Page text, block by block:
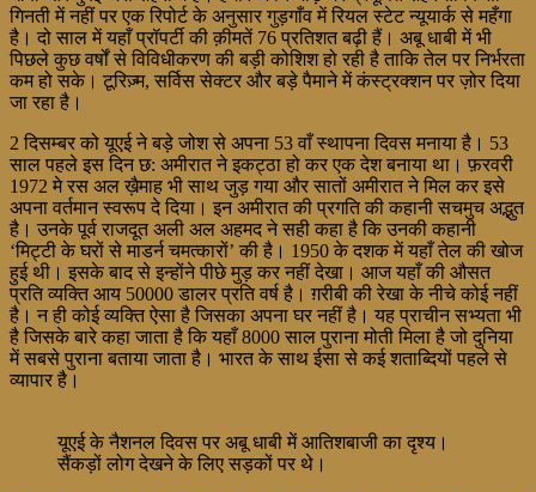
गिनती में नहीं पर एक रिपोर्ट के अनुसार गुड़गाँव में रियल स्टेट न्यूयार्क से महँगा
है। दो साल में यहाँ प्रॉपर्टी की क़ीमतें 76 प्रतिशत बढ़ी हैं। अबू धाबी में भी
पिछले कुछ वर्षों से विविधीकरण की बड़ी कोशिश हो रही है ताकि तेल पर निर्भरता
कम हो सके। टूरिज़्म, सर्विस सेक्टर और बड़े पैमाने में कंस्ट्रक्शन पर ज़ोर दिया
जा रहा है।
2 दिसम्बर को यूएई ने बड़े जोश से अपना 53 वाँ स्थापना दिवस मनाया है। 53
साल पहले इस दिन छ: अमीरात ने इकट्ठा हो कर एक देश बनाया था। फ़रवरी
1972 मे रस अल ख़ैमाह भी साथ जुड़ गया और सातों अमीरात ने मिल कर इसे
अपना वर्तमान स्वरूप दे दिया। इन अमीरात की प्रगति की कहानी सचमुच अद्भुत
है। उनके पूर्व राजदूत अली अल अहमद ने सही कहा है कि उनकी कहानी
‘मिट्टी के घरों से माडर्न चमत्कारों’ की है। 1950 के दशक में यहाँ तेल की खोज
हुई थी। इसके बाद से इन्होंने पीछे मुड़ कर नहीं देखा। आज यहाँ की औसत
प्रति व्यक्ति आय 50000 डालर प्रति वर्ष है। ग़रीबी की रेखा के नीचे कोई नहीं
है। न ही कोई व्यक्ति ऐसा है जिसका अपना घर नहीं है। यह प्राचीन सभ्यता भी
है जिसके बारे कहा जाता है कि यहाँ 8000 साल पुराना मोती मिला है जो दुनिया
में सबसे पुराना बताया जाता है। भारत के साथ ईसा से कई शताब्दियों पहले से
व्यापार है।
यूएई के नैशनल दिवस पर अबू धाबी में आतिशबाजी का दृश्य।
सैंकड़ों लोग देखने के लिए सड़कों पर थे।